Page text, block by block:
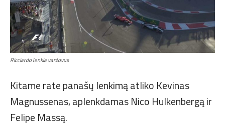
Ricciardo lenkia varžovus
Kitame rate panašų lenkimą atliko Kevinas
Magnussenas, aplenkdamas Nico Hulkenbergą ir
Felipe Massą.